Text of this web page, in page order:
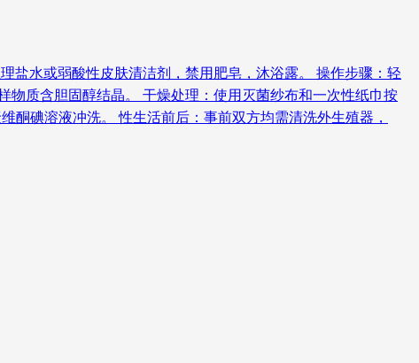
盐水或弱酸性皮肤清洁剂，禁用肥皂，沐浴露。 操作步骤：轻
质含胆固醇结晶。 干燥处理：使用灭菌纱布和一次性纸巾按
酮碘溶液冲洗。 性生活前后：事前双方均需清洗外生殖器，